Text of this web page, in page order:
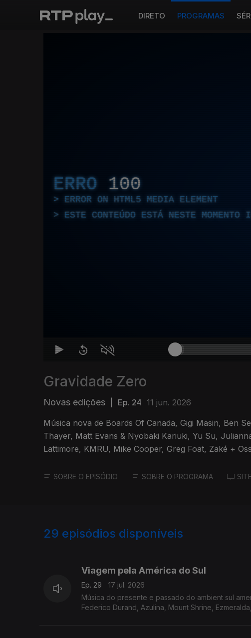
DIRETO PROGRAMAS
ERRO 100
ERROR ON HTML5 MEDIA ELEMENT
ESTE CONTEÚDO ESTÁ NESTE MOMENTO
Gravidade Zero
Novas edições Ep. 24 11 jun. 2026
Música nova de Boards Of Canada, Gigi Masin, Ben
Thayer, Matt Evans & Nyobaki Kariuki, Yu Su,
Lattimore, KMRU, Mike Cooper, Greg Foat, Zaké +
SOBRE O EPISÓDIO SOBRE O PROGRAMA SITE
29 episódios disponíveis
Viagem pela América do Sul
Ep. 29
17 jul. 2026
Música do presente e passado do ambient sul
Federico Durand, Azulina, Mount Shrine,